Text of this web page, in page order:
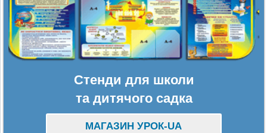
Стенди для школи
та дитячого садка
МАГАЗИН УРОК-UA